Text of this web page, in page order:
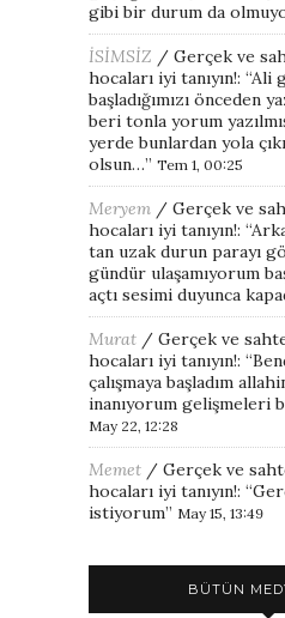
gibi bir durum da
İSİMSİZ / Gerçek ve
hocaları iyi tanıyın!: “Ali
başladığımızı önceden
beri tonla yorum
yerde bunlardan yola
olsun…” Tem 1, 00:25
Meryem / Gerçek ve
hocaları iyi tanıyın!: “
tan uzak durun parayı
gündür ulaşamıyorum
açtı sesimi duyunca
Murat / Gerçek ve
hocaları iyi tanıyın!: “
çalışmaya başladım
inanıyorum gelişmeleri
May 22, 12:28
Memet / Gerçek ve
hocaları iyi tanıyın!: “
istiyorum” May 15, 13:49
BÜTÜN